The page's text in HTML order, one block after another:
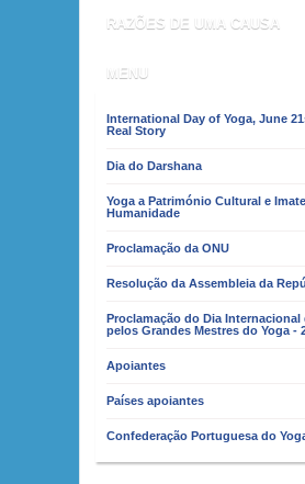
RAZÕES DE UMA CAUSA
MENU
International Day of Yoga, June
Real Story
Dia do Darshana
Yoga a Património Cultural e
Humanidade
Proclamação da ONU
Resolução da Assembleia da
Proclamação do Dia Internacional
pelos Grandes Mestres do Yoga -
Apoiantes
Países apoiantes
Confederação Portuguesa do